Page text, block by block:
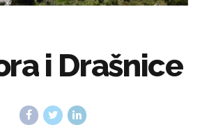
i Drašnice